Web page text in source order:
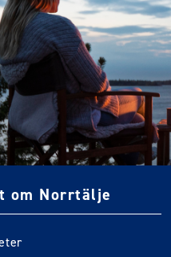
om Norrtälje